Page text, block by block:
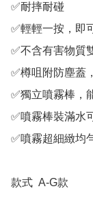
✅️耐摔耐碰
✅️輕輕一按，即
✅️不含有害物質
✅️樽咀附防塵蓋
✅️獨立噴霧棒，
✅️噴霧棒裝滿水
✅️噴霧超細緻均
款式  A-G款